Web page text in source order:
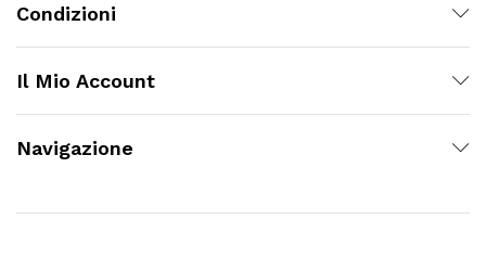
Condizioni
Il Mio Account
Navigazione